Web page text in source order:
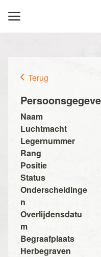
Terug
Naam
Luchtmacht
Legernummer
Rang
Positie
Status
Onderscheidinge
n
Overlijdensdatu
m
Begraafplaats
Herbegraven